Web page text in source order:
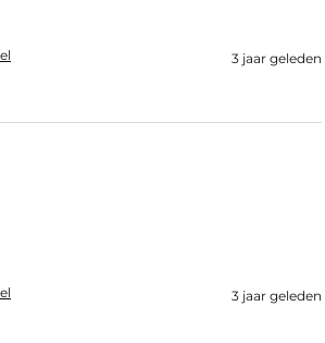
3 jaar geleden
3 jaar geleden